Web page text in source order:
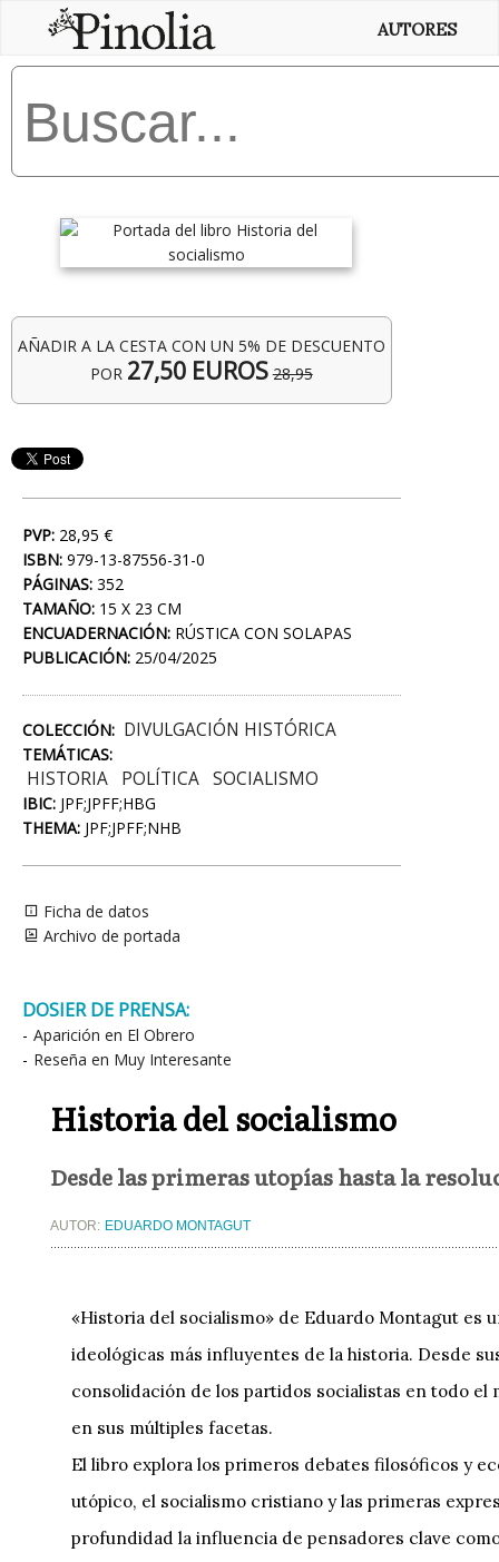
AUTORES
AÑADIR A LA CESTA CON UN 5% DE DESCUENTO
POR 27,50 EUROS 28,95
PVP: 28,95 €
ISBN: 979-13-87556-31-0
PÁGINAS: 352
TAMAÑO: 15 X 23 CM
ENCUADERNACIÓN: RÚSTICA CON SOLAPAS
PUBLICACIÓN: 25/04/2025
COLECCIÓN: DIVULGACIÓN HISTÓRICA
TEMÁTICAS:
HISTORIA POLÍTICA SOCIALISMO
IBIC: JPF;JPFF;HBG
THEMA: JPF;JPFF;NHB
Ficha de datos
Archivo de portada
DOSIER DE PRENSA:
- Aparición en El Obrero
- Reseña en Muy Interesante
Historia del socialismo
Desde las primeras utopías hasta la
AUTOR: EDUARDO MONTAGUT
«Historia del socialismo» de Eduardo Montagut
ideológicas más influyentes de la historia. Desde
consolidación de los partidos socialistas en todo
en sus múltiples facetas.
El libro explora los primeros debates filosóficos y
utópico, el socialismo cristiano y las primeras
profundidad la influencia de pensadores clave